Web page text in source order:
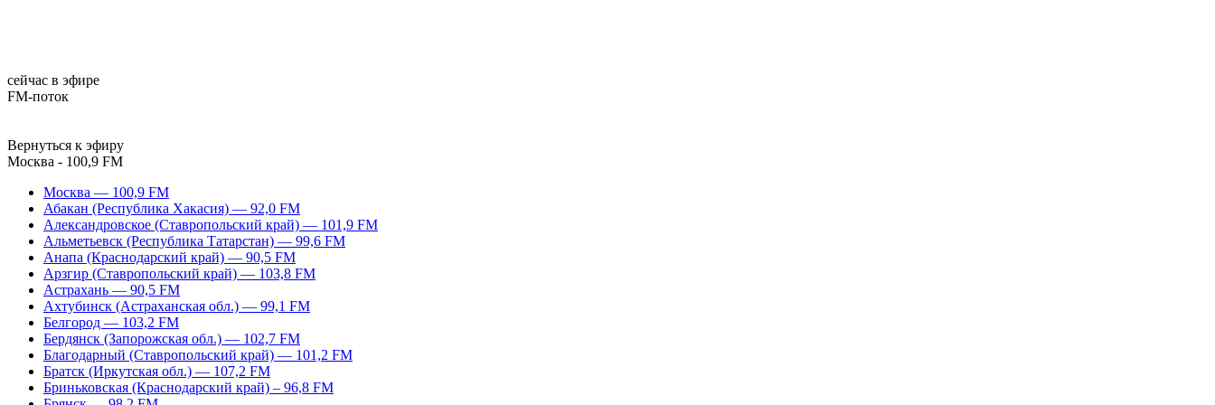
сейчас в эфире
FM-поток
Вернуться к эфиру
Москва - 100,9 FM
Москва — 100,9 FM
Абакан (Республика Хакасия) — 92,0 FM
Александровское (Ставропольский край) — 101,9 FM
Альметьевск (Республика Татарстан) — 99,6 FM
Анапа (Краснодарский край) — 90,5 FM
Арзгир (Ставропольский край) — 103,8 FM
Астрахань — 90,5 FM
Ахтубинск (Астраханская обл.) — 99,1 FM
Белгород — 103,2 FM
Бердянск (Запорожская обл.) — 102,7 FM
Благодарный (Ставропольский край) — 101,2 FM
Братск (Иркутская обл.) — 107,2 FM
Бриньковская (Краснодарский край) – 96,8 FM